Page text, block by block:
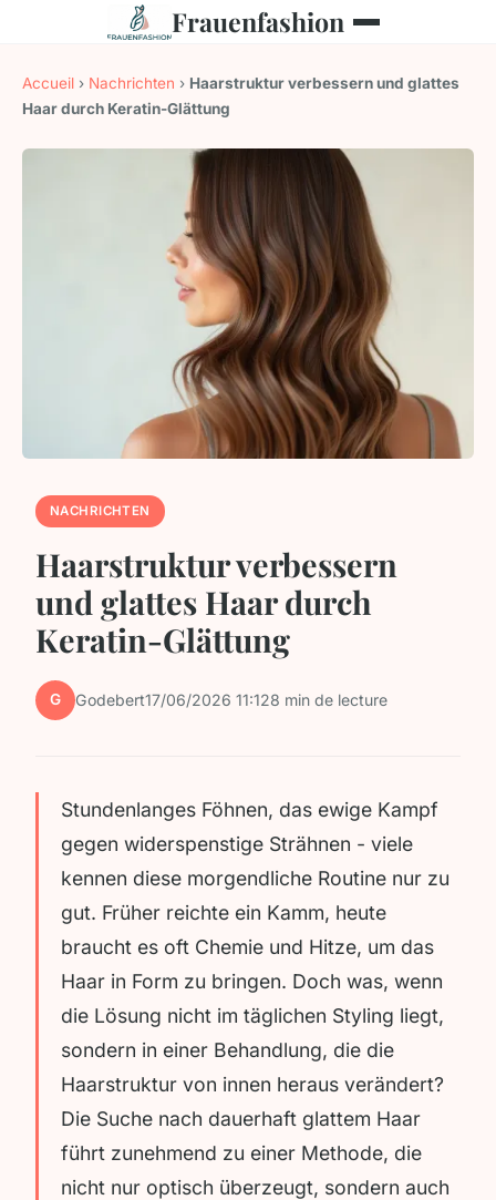
Frauenfashion
Accueil › Nachrichten › Haarstruktur verbessern und glattes
Haar durch Keratin-Glättung
NACHRICHTEN
Haarstruktur verbessern
und glattes Haar durch
Keratin-Glättung
G Godebert17/06/2026 11:128 min de lecture
Stundenlanges Föhnen, das ewige Kampf
gegen widerspenstige Strähnen - viele
kennen diese morgendliche Routine nur zu
gut. Früher reichte ein Kamm, heute
braucht es oft Chemie und Hitze, um das
Haar in Form zu bringen. Doch was, wenn
die Lösung nicht im täglichen Styling liegt,
sondern in einer Behandlung, die die
Haarstruktur von innen heraus verändert?
Die Suche nach dauerhaft glattem Haar
führt zunehmend zu einer Methode, die
nicht nur optisch überzeugt, sondern auch